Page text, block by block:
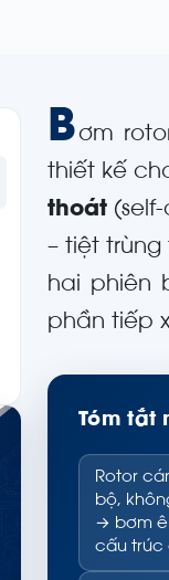
Bơm
thiết kế
thoát
– tiệt
hai phiên
phần tiếp
Tóm tắt
Rotor
bộ,
→ bơm
cấu trúc